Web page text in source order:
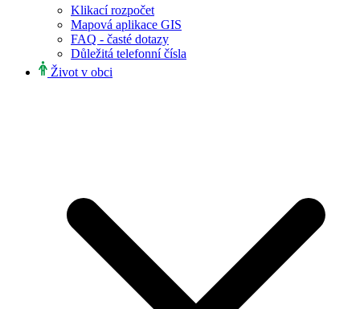
Klikací rozpočet
Mapová aplikace GIS
FAQ - časté dotazy
Důležitá telefonní čísla
Život v obci